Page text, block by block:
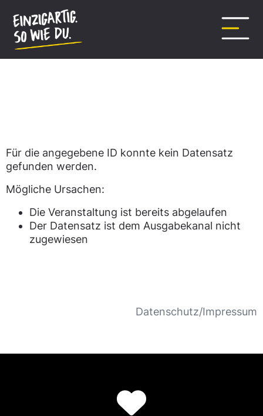
springen
Für die angegebene ID konnte kein Datensatz
gefunden werden.
Mögliche Ursachen:
Die Veranstaltung ist bereits abgelaufen
Der Datensatz ist dem Ausgabekanal nicht
zugewiesen
Datenschutz/Impressum